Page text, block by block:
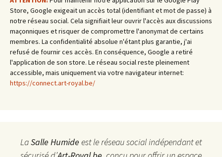
Store, Google exigeait un accès total (identifiant et mot de passe) à
notre réseau social. Cela signifiait leur ouvrir l'accès aux discussions
maçonniques et risquer de compromettre l'anonymat de certains
membres. La confidentialité absolue n'étant plus garantie, j'ai
refusé de fournir ces accès. En conséquence, Google a retiré
l'application de son store. Le réseau social reste pleinement
accessible, mais uniquement via votre navigateur internet:
https://connect.art-royal.be/
LaSalle Humide est le réseau social indépendant et